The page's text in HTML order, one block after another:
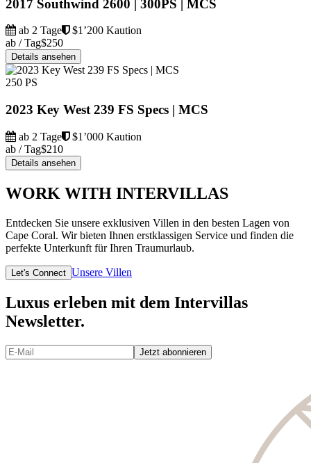
2017 Southwind 2600 | 300PS | MCS
ab 2 Tage
$1’200 Kaution
ab / Tag$250
Details ansehen
250 PS
2023 Key West 239 FS Specs | MCS
ab 2 Tage
$1’000 Kaution
ab / Tag$210
Details ansehen
WORK WITH INTERVILLAS
Entdecken Sie unsere exklusiven Villen in den besten Lagen von
Cape Coral. Wir bieten Ihnen erstklassigen Service und finden die
perfekte Unterkunft für Ihren Traumurlaub.
Let's Connect Unsere Villen
Luxus erleben mit dem Intervillas
Newsletter.
Jetzt abonnieren